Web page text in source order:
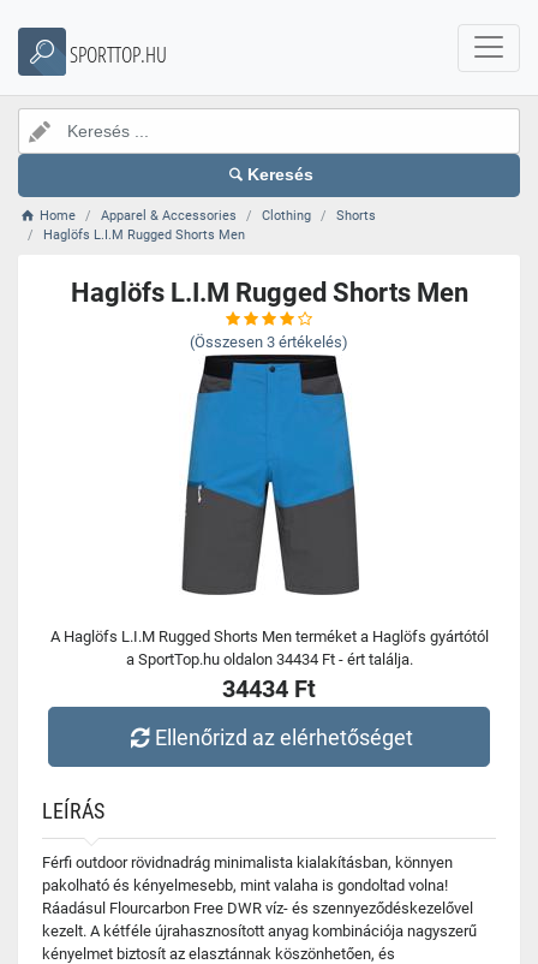
SPORTTOP.HU
Keresés
Home Apparel & Accessories Clothing
Shorts
Haglöfs L.I.M Rugged Shorts Men
Haglöfs L.I.M Rugged Shorts Men
(Összesen 3 értékelés)
A Haglöfs L.I.M Rugged Shorts Men terméket a Haglöfs gyártótól
a SportTop.hu oldalon 34434 Ft - ért találja.
34434 Ft
Ellenőrizd az elérhetőséget
LEÍRÁS
Férfi outdoor rövidnadrág minimalista kialakításban, könnyen
pakolható és kényelmesebb, mint valaha is gondoltad volna!
Ráadásul Flourcarbon Free DWR víz- és szennyeződéskezelővel
kezelt. A kétféle újrahasznosított anyag kombinációja nagyszerű
kényelmet biztosít az elasztánnak köszönhetően, és